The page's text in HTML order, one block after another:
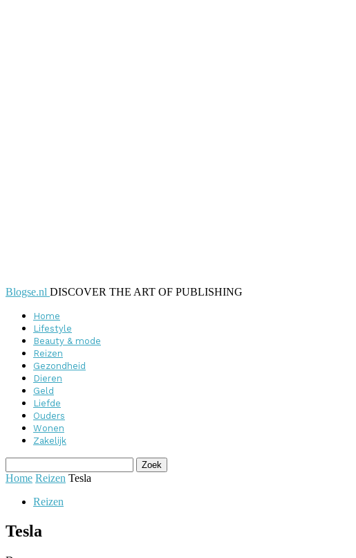
Blogse.nl DISCOVER THE ART OF PUBLISHING
Home
Lifestyle
Beauty & mode
Reizen
Gezondheid
Dieren
Geld
Liefde
Ouders
Wonen
Zakelijk
Home Reizen Tesla
Reizen
Tesla